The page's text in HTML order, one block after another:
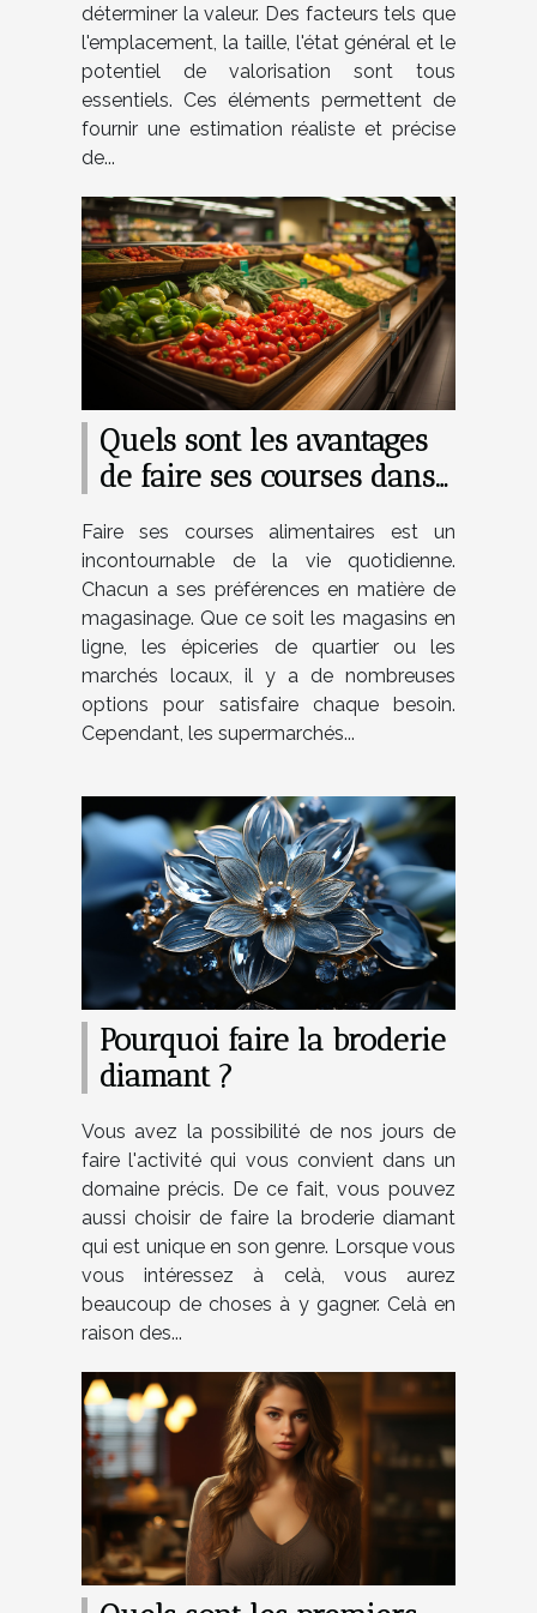
déterminer la valeur. Des facteurs tels que
l'emplacement, la taille, l'état général et le
potentiel de valorisation sont tous
essentiels. Ces éléments permettent de
fournir une estimation réaliste et précise
de...
Quels sont les avantages
de faire ses courses dans
Faire ses courses alimentaires est un
incontournable de la vie quotidienne.
Chacun a ses préférences en matière de
magasinage. Que ce soit les magasins en
ligne, les épiceries de quartier ou les
marchés locaux, il y a de nombreuses
options pour satisfaire chaque besoin.
Cependant, les supermarchés...
Pourquoi faire la broderie
diamant ?
Vous avez la possibilité de nos jours de
faire l'activité qui vous convient dans un
domaine précis. De ce fait, vous pouvez
aussi choisir de faire la broderie diamant
qui est unique en son genre. Lorsque vous
vous intéressez à celà, vous aurez
beaucoup de choses à y gagner. Celà en
raison des...